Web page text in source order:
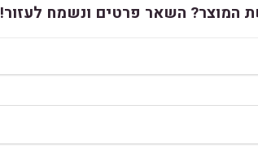
המוצר? השאר פרטים ונשמח לעזור!